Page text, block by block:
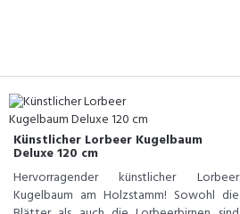
Künstlicher Lorbeer Kugelbaum
Deluxe 120 cm
Hervorragender künstlicher Lorbeer
Kugelbaum am Holzstamm! Sowohl die